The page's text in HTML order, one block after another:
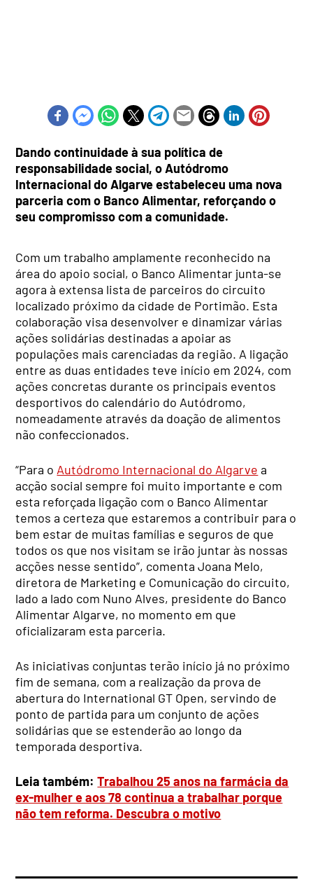
Dando continuidade à sua política de
responsabilidade social, o Autódromo
Internacional do Algarve estabeleceu uma nova
parceria com o Banco Alimentar, reforçando o
seu compromisso com a comunidade.
Com um trabalho amplamente reconhecido na
área do apoio social, o Banco Alimentar junta-se
agora à extensa lista de parceiros do circuito
localizado próximo da cidade de Portimão. Esta
colaboração visa desenvolver e dinamizar várias
ações solidárias destinadas a apoiar as
populações mais carenciadas da região. A ligação
entre as duas entidades teve início em 2024, com
ações concretas durante os principais eventos
desportivos do calendário do Autódromo,
nomeadamente através da doação de alimentos
não confeccionados.
“Para o Autódromo Internacional do Algarve a
acção social sempre foi muito importante e com
esta reforçada ligação com o Banco Alimentar
temos a certeza que estaremos a contribuir para o
bem estar de muitas famílias e seguros de que
todos os que nos visitam se irão juntar às nossas
acções nesse sentido”, comenta Joana Melo,
diretora de Marketing e Comunicação do circuito,
lado a lado com Nuno Alves, presidente do Banco
Alimentar Algarve, no momento em que
oficializaram esta parceria.
As iniciativas conjuntas terão início já no próximo
fim de semana, com a realização da prova de
abertura do International GT Open, servindo de
ponto de partida para um conjunto de ações
solidárias que se estenderão ao longo da
temporada desportiva.
Leia também:Trabalhou 25 anos na farmácia da
ex-mulher e aos 78 continua a trabalhar porque
não tem reforma. Descubra o motivo